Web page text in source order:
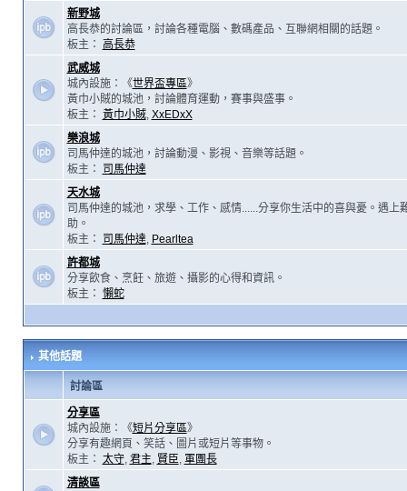
新野城
高長恭的討論區，討論各種電腦、數碼產品、互聯網相關的話題。
板主：
高長恭
武威城
城內設施：《世界盃專區》
黃巾小賊的城池，討論體育運動，賽事與盛事。
板主： 黃巾小賊, XxEDxX
樂浪城
司馬仲達的城池，討論動漫、影視、音樂等話題。
板主：
司馬仲達
天水城
司馬仲達的城池，求學、工作、感情......分享你生活中的喜與憂。遇上
助。
板主：
司馬仲達, Pearltea
許都城
分享飲食、烹飪、旅遊、攝影的心得和資訊。
板主： 懶蛇
其他話題
討論區
分享區
城內設施：《短片分享區》
分享有趣網頁、笑話、圖片或短片等事物。
板主： 太守, 君主, 賢臣, 軍團長
清談區